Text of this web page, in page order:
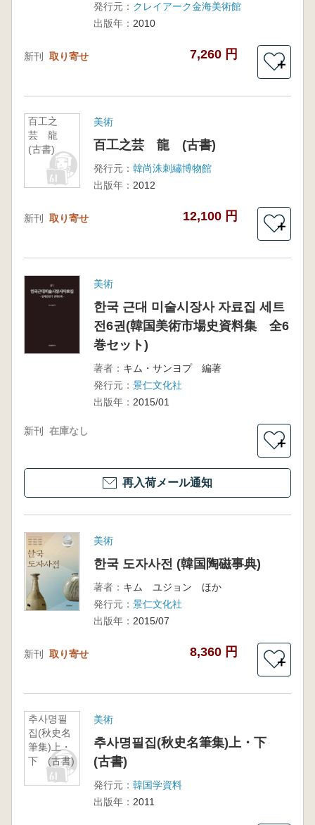
発行元： クレイアーク金海美術館
出版年： 2010
新刊 取り寄せ 7,260 円
＋
百工之
芸 龍
(古書)
美術
百工之芸 龍 (古書)
発行元： 韓尚洙刺繡博物館
出版年： 2012
新刊 取り寄せ 12,100 円
＋
美術
한국 근대 미술시장사 자료집 세트
전6권(韓国美術市場史資料集 全6
巻セット)
著者： キム・サンヨプ 編著
発行元： 景仁文化社
出版年： 2015/01
新刊 在庫なし
＋
再入荷メール通知
美術
한국 도자사전 (韓国陶磁事典)
著者： キム ユジョン ほか
発行元： 景仁文化社
出版年： 2015/07
新刊 取り寄せ 8,360 円
＋
추사명필
집(秋史名
筆集)上・
下 (古書)
美術
추사명필집(秋史名筆集)上・下
(古書)
発行元： 韓国学資料
出版年： 2011